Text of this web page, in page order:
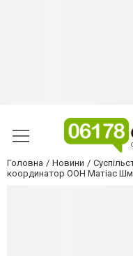
Головна Новини
координатор ООН Матіас